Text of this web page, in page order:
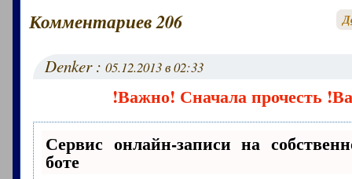
Комментариев 206
Denker :05.12.2013 в 02:33
!Важно! Сначала прочесть
Сервис онлайн-записи на
боте